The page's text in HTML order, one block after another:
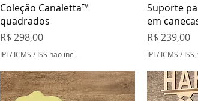
Visualização rápida
Coleção Canaletta™
quadrados
Preço
R$ 298,00
IPI / ICMS / ISS não incl.
Suporte
em
Preço
R$ 239,00
IPI / ICMS / ISS